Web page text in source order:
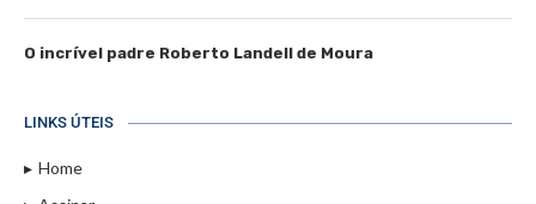
O incrível padre Roberto Landell de Moura
LINKS ÚTEIS
Home